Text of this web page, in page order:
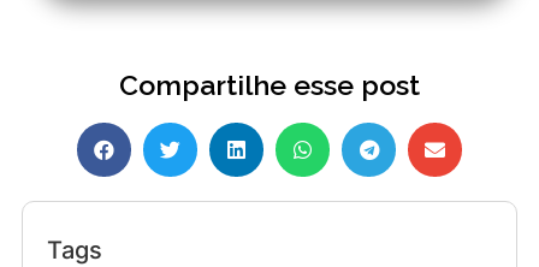
Compartilhe esse post
Tags